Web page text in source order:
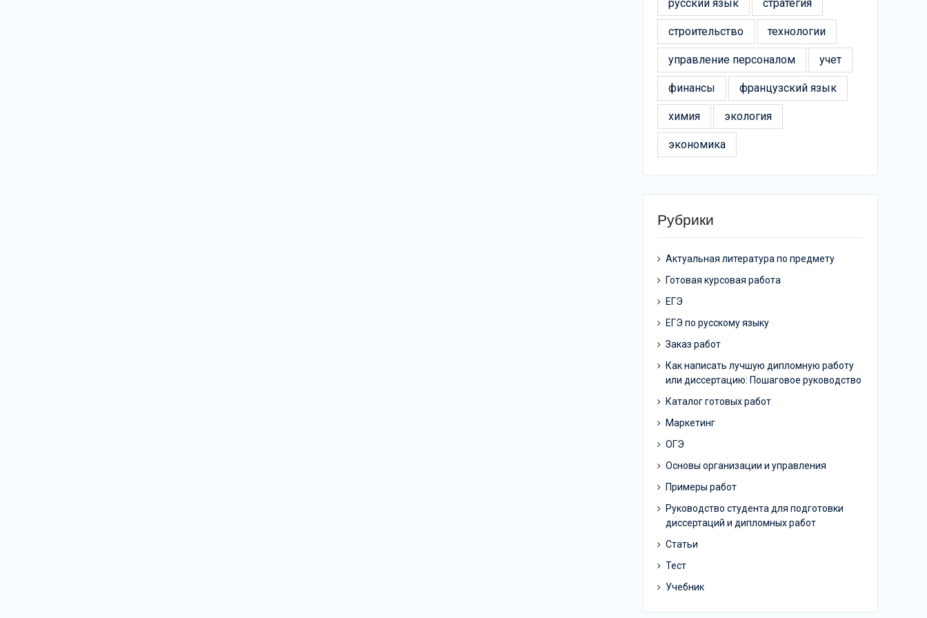
русский язык стратегия
строительство технологии
управление персоналом учет
финансы французский язык
химия экология
экономика
Рубрики
Актуальная литература по предмету
Готовая курсовая работа
ЕГЭ
ЕГЭ по русскому языку
Заказ работ
Как написать лучшую дипломную работу
или диссертацию: Пошаговое руководство
Каталог готовых работ
Маркетинг
ОГЭ
Основы организации и управления
Примеры работ
Руководство студента для подготовки
диссертаций и дипломных работ
Статьи
Тест
Учебник